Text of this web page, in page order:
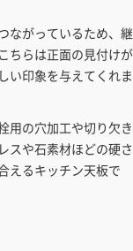
ながっているため、継
ちらは正面の見付けが
い印象を与えてくれま
用の穴加工や切り欠き
スや石素材ほどの硬さ
えるキッチン天板で